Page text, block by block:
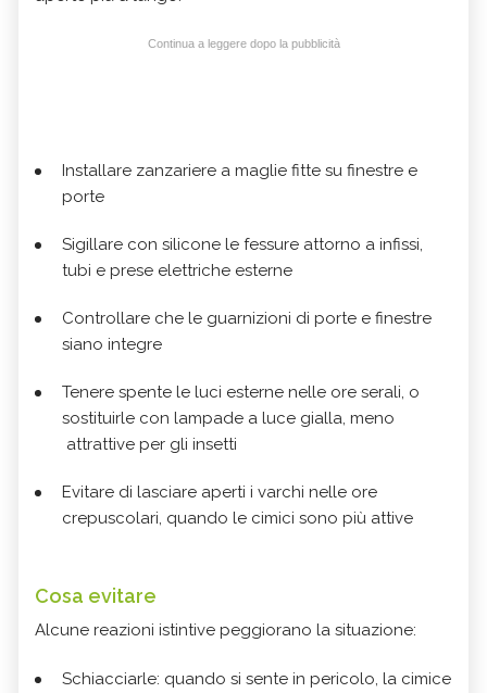
Continua a leggere dopo la pubblicità
Installare zanzariere a maglie fitte su finestre e
porte
Sigillare con silicone le fessure attorno a infissi,
tubi e prese elettriche esterne
Controllare che le guarnizioni di porte e finestre
siano integre
Tenere spente le luci esterne nelle ore serali, o
sostituirle con lampade a luce gialla, meno
attrattive per gli insetti
Evitare di lasciare aperti i varchi nelle ore
crepuscolari, quando le cimici sono più attive
Cosa evitare
Alcune reazioni istintive peggiorano la situazione:
Schiacciarle: quando si sente in pericolo, la cimice